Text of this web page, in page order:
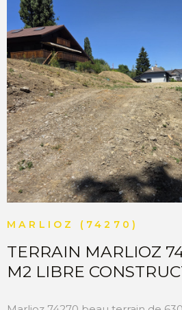
directe sur le Mont Blanc et la
l'autre, un grand paysage de
Implanté en limite agricole ,
viendra jamais obstruer votre
pour toujours. Matesa
indépendante du Pays de Gex,
Cessy 01170 “Les informations
bien est exposé sont disponibles
http://www.georisques.gouv.fr ”.
MARLIOZ (74270)
TERRAIN MARLIOZ
M2 LIBRE
VOIR LE